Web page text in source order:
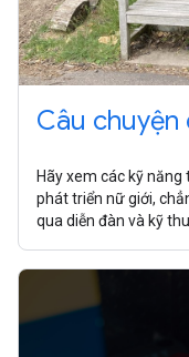
Câu chuyện
Hãy xem các kỹ
phát triển nữ giới,
qua diễn đàn và kỹ